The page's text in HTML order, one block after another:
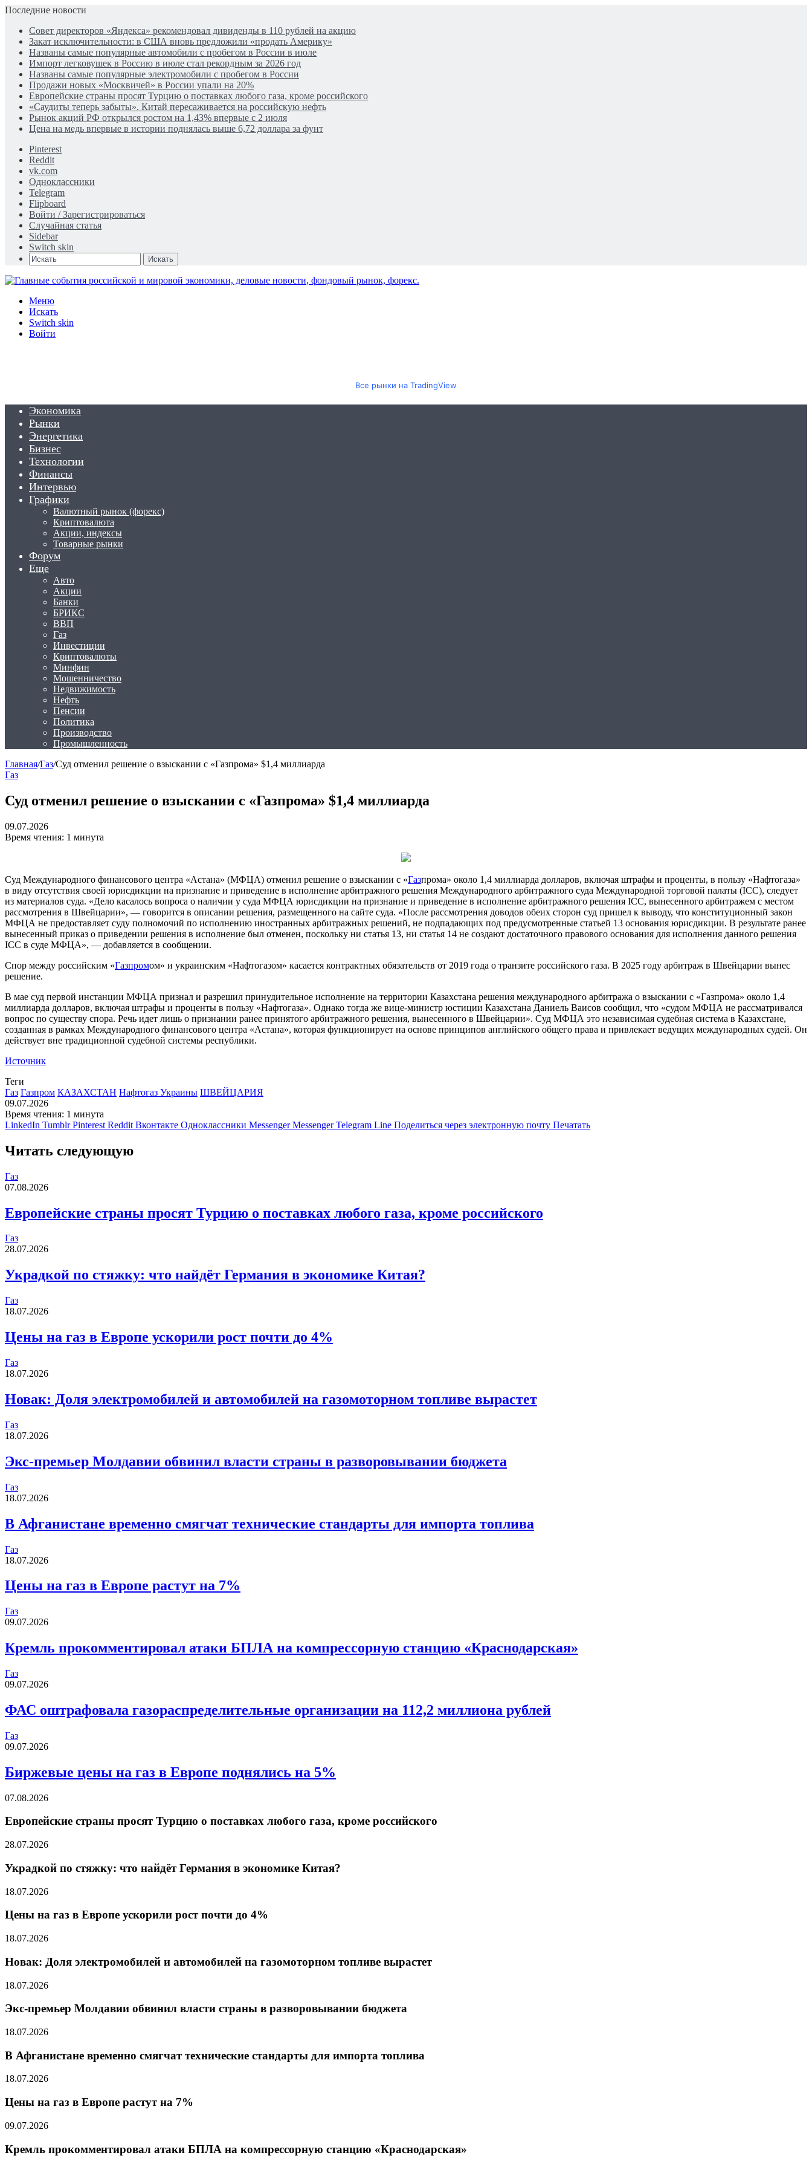
Последние новости
Совет директоров «Яндекса» рекомендовал дивиденды в 110 рублей на акцию
Закат исключительности: в США вновь предложили «продать Америку»
Названы самые популярные автомобили с пробегом в России в июле
Импорт легковушек в Россию в июле стал рекордным за 2026 год
Названы самые популярные электромобили с пробегом в России
Продажи новых «Москвичей» в России упали на 20%
Европейские страны просят Турцию о поставках любого газа, кроме российского
«Саудиты теперь забыты». Китай пересаживается на российскую нефть
Рынок акций РФ открылся ростом на 1,43% впервые с 2 июля
Цена на медь впервые в истории поднялась выше 6,72 доллара за фунт
Pinterest
Reddit
vk.com
Одноклассники
Telegram
Flipboard
Войти / Зарегистрироваться
Случайная статья
Sidebar
Switch skin
Искать
Меню
Искать
Switch skin
Войти
Все рынки на TradingView
Экономика
Рынки
Энергетика
Бизнес
Технологии
Финансы
Интервью
Графики
Валютный рынок (форекс)
Криптовалюта
Акции, индексы
Товарные рынки
Форум
Еще
Авто
Акции
Банки
БРИКС
ВВП
Газ
Инвестиции
Криптовалюты
Минфин
Мошенничество
Недвижимость
Нефть
Пенсии
Политика
Производство
Промышленность
Главная/Газ/Суд отменил решение о взыскании с «Газпрома» $1,4 миллиарда
Газ
Суд отменил решение о взыскании с «Газпрома» $1,4 миллиарда
09.07.2026
Время чтения: 1 минута
Суд Международного финансового центра «Астана» (МФЦА) отменил решение о взыскании с «Газпрома» около 1,4 миллиарда долларов, включая штрафы и проценты, в пользу «Нафтогаза»
в виду отсутствия своей юрисдикции на признание и приведение в исполнение арбитражного решения Международного арбитражного суда Международной торговой палаты (ICC), следует
из материалов суда. «Дело касалось вопроса о наличии у суда МФЦА юрисдикции на признание и приведение в исполнение арбитражного решения ICC, вынесенного арбитражем с местом
рассмотрения в Швейцарии», — говорится в описании решения, размещенного на сайте суда. «После рассмотрения доводов обеих сторон суд пришел к выводу, что конституционный закон
МФЦА не предоставляет суду полномочий по исполнению иностранных арбитражных решений, не подпадающих под предусмотренные статьей 13 основания юрисдикции. В результате ранее
вынесенный приказ о приведении решения в исполнение был отменен, поскольку ни статья 13, ни статья 14 не создают достаточного правового основания для исполнения данного решения
ICC в суде МФЦА», — добавляется в сообщении.
Спор между российским «Газпромом» и украинским «Нафтогазом» касается контрактных обязательств от 2019 года о транзите российского газа. В 2025 году арбитраж в Швейцарии вынес
решение.
В мае суд первой инстанции МФЦА признал и разрешил принудительное исполнение на территории Казахстана решения международного арбитража о взыскании с «Газпрома» около 1,4
миллиарда долларов, включая штрафы и проценты в пользу «Нафтогаза». Однако тогда же вице-министр юстиции Казахстана Даниель Ваисов сообщил, что «судом МФЦА не рассматривался
вопрос по существу спора. Речь идет лишь о признании ранее принятого арбитражного решения, вынесенного в Швейцарии». Суд МФЦА это независимая судебная система в Казахстане,
созданная в рамках Международного финансового центра «Астана», которая функционирует на основе принципов английского общего права и привлекает ведущих международных судей. Он
действует вне традиционной судебной системы республики.
Источник
Теги
Газ Газпром КАЗАХСТАН Нафтогаз Украины ШВЕЙЦАРИЯ
09.07.2026
Время чтения: 1 минута
LinkedIn Tumblr Pinterest Reddit Вконтакте Одноклассники Messenger Messenger Telegram Line Поделиться через электронную почту Печатать
Читать следующую
Газ
07.08.2026
Европейские страны просят Турцию о поставках любого газа, кроме российского
Газ
28.07.2026
Украдкой по стяжку: что найдёт Германия в экономике Китая?
Газ
18.07.2026
Цены на газ в Европе ускорили рост почти до 4%
Газ
18.07.2026
Новак: Доля электромобилей и автомобилей на газомоторном топливе вырастет
Газ
18.07.2026
Экс-премьер Молдавии обвинил власти страны в разворовывании бюджета
Газ
18.07.2026
В Афганистане временно смягчат технические стандарты для импорта топлива
Газ
18.07.2026
Цены на газ в Европе растут на 7%
Газ
09.07.2026
Кремль прокомментировал атаки БПЛА на компрессорную станцию «Краснодарская»
Газ
09.07.2026
ФАС оштрафовала газораспределительные организации на 112,2 миллиона рублей
Газ
09.07.2026
Биржевые цены на газ в Европе поднялись на 5%
07.08.2026
Европейские страны просят Турцию о поставках любого газа, кроме российского
28.07.2026
Украдкой по стяжку: что найдёт Германия в экономике Китая?
18.07.2026
Цены на газ в Европе ускорили рост почти до 4%
18.07.2026
Новак: Доля электромобилей и автомобилей на газомоторном топливе вырастет
18.07.2026
Экс-премьер Молдавии обвинил власти страны в разворовывании бюджета
18.07.2026
В Афганистане временно смягчат технические стандарты для импорта топлива
18.07.2026
Цены на газ в Европе растут на 7%
09.07.2026
Кремль прокомментировал атаки БПЛА на компрессорную станцию «Краснодарская»